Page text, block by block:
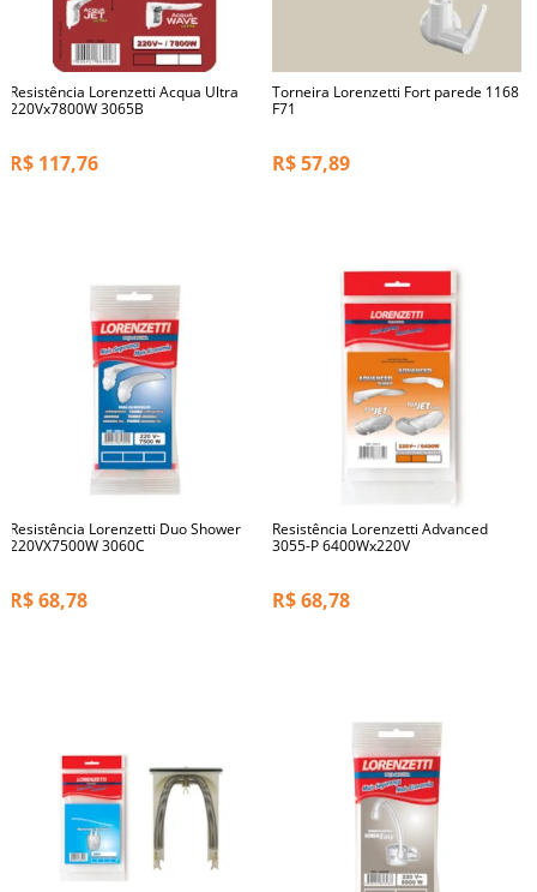
Resistência Lorenzetti Acqua Ultra
220Vx7800W 3065B
R$ 117,76
Torneira Lorenzetti Fort parede 1168
F71
R$57,89
Resistência Lorenzetti Duo Shower
220VX7500W 3060C
R$68,78
Resistência Lorenzetti Advanced
3055-P 6400Wx220V
R$68,78